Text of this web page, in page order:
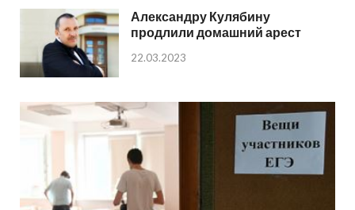
Александру Кулябину
продлили домашний арест
22.03.2023